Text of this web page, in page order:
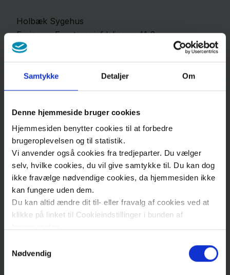
Samtykke Detaljer Om
Denne hjemmeside bruger cookies
Hjemmesiden benytter cookies til at forbedre
brugeroplevelsen og til statistik.
Vi anvender også cookies fra tredjeparter. Du vælger
selv, hvilke cookies, du vil give samtykke til. Du kan dog
ikke fravælge nødvendige cookies, da hjemmesiden ikke
kan fungere uden dem.
Du kan altid ændre dit til- eller fravalg af cookies ved at
klikke på linket til Cookieindstillinger i bunden af
Læs mere om brugen af cookies på vores hjemmeside
Nødvendig
Holbæk Sygehus
Fysio- og Ergoterapiafdelingen 41-2
Smedelundsgade
4300 Holbæk
Se kort
Find vej
Ring til os
Man-tors kl. 08.00-15.00
Fredag kl. 08.00-14.30